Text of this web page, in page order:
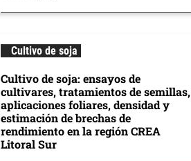
Cultivo de soja
Cultivo de soja: ensayos de
cultivares, tratamientos de semillas,
aplicaciones foliares, densidad y
estimación de brechas de
rendimiento en la región CREA
Litoral Sur